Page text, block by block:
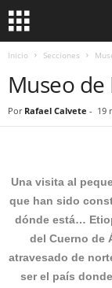
Inicio Secciones
Museo de
Por Rafael Calvete - 19
Una visita al
que han sido
dónde está…
del Cuerno de
atravesado de
ser el país